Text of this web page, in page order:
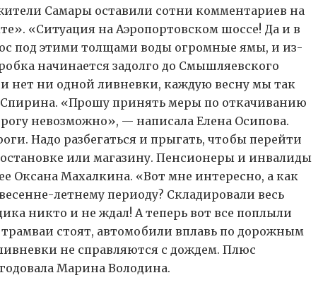
Самары оставили сотни комментариев на
«Ситуация на Аэропортовском шоссе! Да и в
под этими толщами воды огромные ямы, и из-
начинается задолго до Смышляевского
нет ни одной ливневки, каждую весну мы так
«Прошу принять меры по откачиванию
невозможно», — написала Елена Осипова.
Надо разбегаться и прыгать, чтобы перейти
или магазину. Пенсионеры и инвалиды
Оксана Махалкина. «Вот мне интересно, а как
летнему периоду? Складировали весь
никто и не ждал! А теперь вот все поплыли
стоят, автомобили вплавь по дорожным
не справляются с дождем. Плюс
Марина Володина.